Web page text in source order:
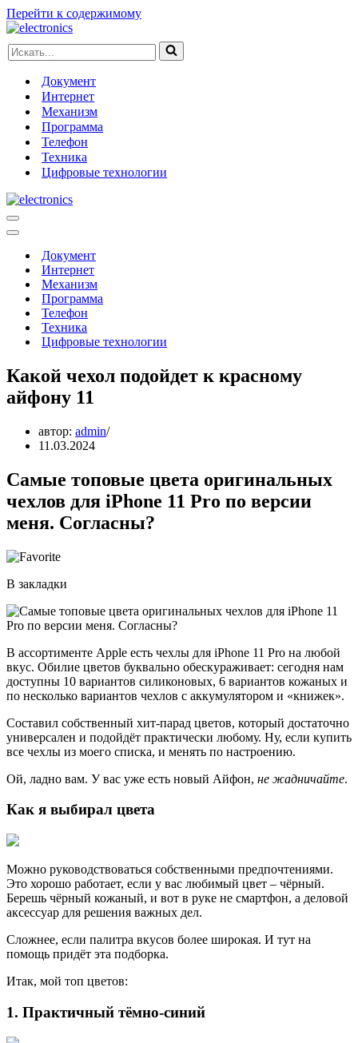
Перейти к содержимому
Искать...
Документ
Интернет
Механизм
Программа
Телефон
Техника
Цифровые технологии
Меню
навигации
Меню
навигацииДокумент
Интернет
Механизм
Программа
Телефон
Техника
Цифровые технологии
Какой чехол подойдет к красному
айфону 11
автор: admin
11.03.2024
Самые топовые цвета оригинальных
чехлов для iPhone 11 Pro по версии
меня. Согласны?
В закладки
В ассортименте Apple есть чехлы для iPhone 11 Pro на любой
вкус. Обилие цветов буквально обескураживает: сегодня нам
доступны 10 вариантов силиконовых, 6 вариантов кожаных и
по несколько вариантов чехлов с аккумулятором и «книжек».
Составил собственный хит-парад цветов, который достаточно
универсален и подойдёт практически любому. Ну, если купить
все чехлы из моего списка, и менять по настроению.
Ой, ладно вам. У вас уже есть новый Айфон, не жадничайте.
Как я выбирал цвета
Можно руководствоваться собственными предпочтениями.
Это хорошо работает, если у вас любимый цвет – чёрный.
Берешь чёрный кожаный, и вот в руке не смартфон, а деловой
аксессуар для решения важных дел.
Сложнее, если палитра вкусов более широкая. И тут на
помощь придёт эта подборка.
Итак, мой топ цветов:
1. Практичный тёмно-синий